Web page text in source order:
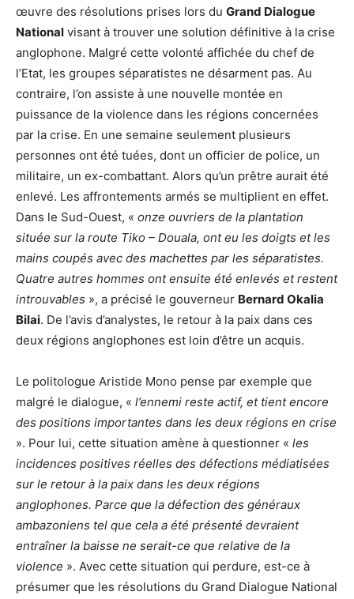
œuvre des résolutions prises lors du Grand Dialogue
National visant à trouver une solution définitive à la crise
anglophone. Malgré cette volonté affichée du chef de
l’Etat, les groupes séparatistes ne désarment pas. Au
contraire, l’on assiste à une nouvelle montée en
puissance de la violence dans les régions concernées
par la crise. En une semaine seulement plusieurs
personnes ont été tuées, dont un officier de police, un
militaire, un ex-combattant. Alors qu’un prêtre aurait été
enlevé. Les affrontements armés se multiplient en effet.
Dans le Sud-Ouest, « onze ouvriers de la plantation
située sur la route Tiko – Douala, ont eu les doigts et les
mains coupés avec des machettes par les séparatistes.
Quatre autres hommes ont ensuite été enlevés et restent
introuvables », a précisé le gouverneur Bernard Okalia
Bilai. De l’avis d’analystes, le retour à la paix dans ces
deux régions anglophones est loin d’être un acquis.
Le politologue Aristide Mono pense par exemple que
malgré le dialogue, « l’ennemi reste actif, et tient encore
des positions importantes dans les deux régions en crise
». Pour lui, cette situation amène à questionner « les
incidences positives réelles des défections médiatisées
sur le retour à la paix dans les deux régions
anglophones. Parce que la défection des généraux
ambazoniens tel que cela a été présenté devraient
entraîner la baisse ne serait-ce que relative de la
violence ». Avec cette situation qui perdure, est-ce à
présumer que les résolutions du Grand Dialogue National